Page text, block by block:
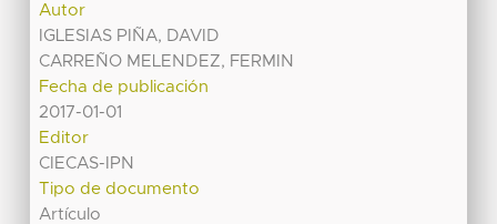
Autor
IGLESIAS PIÑA, DAVID
CARREÑO MELENDEZ, FERMIN
Fecha de publicación
2017-01-01
Editor
CIECAS-IPN
Tipo de documento
Artículo